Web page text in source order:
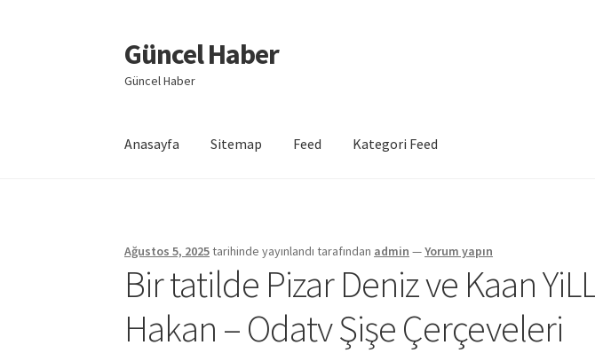
Dolaşıma
geç
İçeriğe
geç
Güncel Haber
Güncel Haber
Anasayfa Sitemap Feed Kategori Feed
Ağustos 5, 2025tarihinde yayınlandı tarafından admin —Yorum yapın
Bir tatilde Pizar Deniz ve Kaan
Hakan – Odatv Şişe Çerçeveleri